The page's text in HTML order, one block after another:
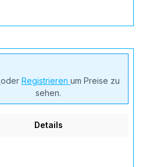
oder Registrieren um Preise zu
sehen.
Details